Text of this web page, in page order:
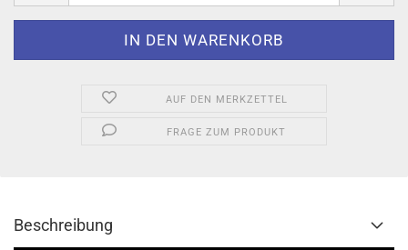
AUF DEN MERKZETTEL
FRAGE ZUM PRODUKT
Beschreibung